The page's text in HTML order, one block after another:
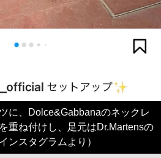
に、Dolce&Gabbanaのネックレ
重ね付けし、足元はDr.Martensの
ンスタグラムより）